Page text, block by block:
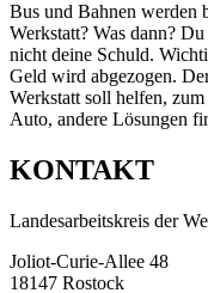
Bus und Bahnen werden
Werkstatt? Was dann?
nicht deine Schuld.
Geld wird abgezogen.
Werkstatt soll helfen,
Auto, andere Lösungen
KONTAKT
Landesarbeitskreis der
Joliot-Curie-Allee 48
18147 Rostock